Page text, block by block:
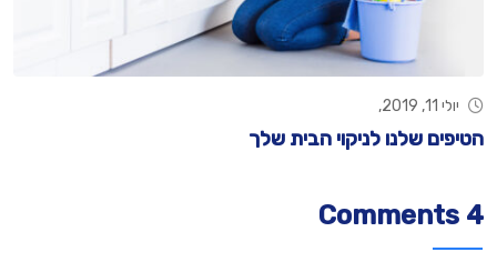
יולי 11, 2019,
הטיפים שלנו לניקוי הבית שלך
4 Comments